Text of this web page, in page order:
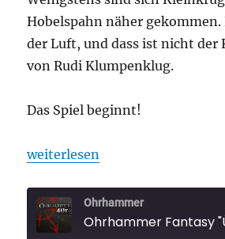
Hobelspahn näher gekommen.
der Luft, und dass ist nicht der
von Rudi Klumpenklug.
Das Spiel beginnt!
„Ohrhammer Fantasy
weiterlesen
Ohrhammer
Ohrhammer Fantasy